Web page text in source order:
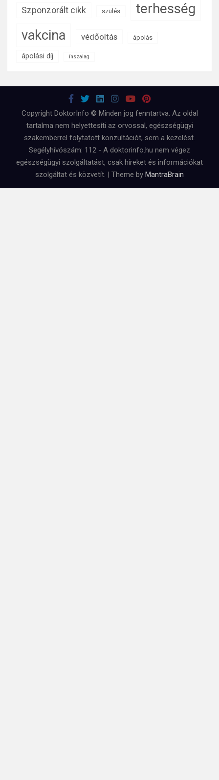
Szponzorált cikk szülés terhesség
vakcina védőoltás ápolás
ápolási díj ínszalag
Copyright DoktorInfo © Minden jog fenntartva. Az oldal
tartalma nem helyettesíti az orvossal, egészségügyi
szakemberrel folytatott konzultációt, sem a kezelést.
Segélyhívószám: 112 - A doktorinfo.hu nem végez
egészségügyi szolgáltatást, csak híreket és információkat
szolgáltat és közvetít. | Theme by MantraBrain